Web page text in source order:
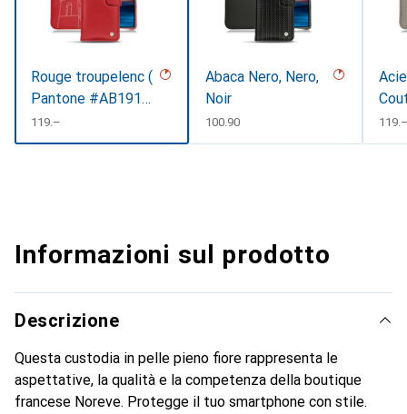
Rouge troupelenc (
Pantone #AB191A
)CHF
119.–
Abaca Nero, Nero,
Noir
CHF
100.90 CHF
Informazioni sul prodotto
Descrizione
Questa custodia in pelle pieno fiore rappresenta le
aspettative, la qualità e la competenza della boutique
francese Noreve. Protegge il tuo smartphone con stile.